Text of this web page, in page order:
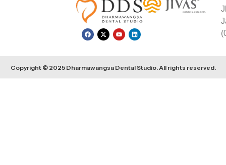
Copyright © 2025 Dharmawangsa Dental Studio. All rights reserved.